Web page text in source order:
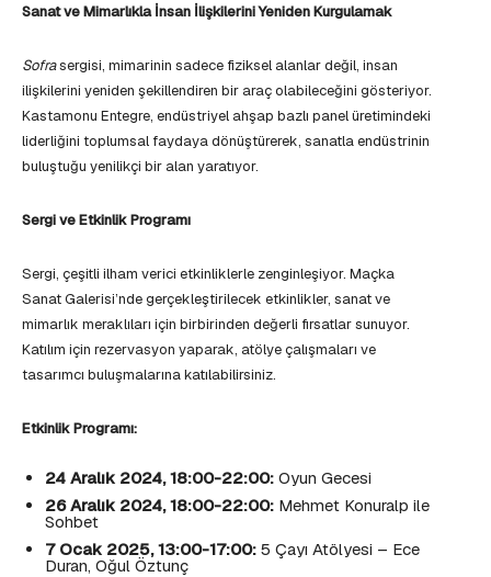
Sanat ve Mimarlıkla İnsan İlişkilerini Yeniden Kurgulamak
Sofrasergisi, mimarinin sadece fiziksel alanlar değil, insan
ilişkilerini yeniden şekillendiren bir araç olabileceğini gösteriyor.
Kastamonu Entegre, endüstriyel ahşap bazlı panel üretimindeki
liderliğini toplumsal faydaya dönüştürerek, sanatla endüstrinin
buluştuğu yenilikçi bir alan yaratıyor.
Sergi ve Etkinlik Programı
Sergi, çeşitli ilham verici etkinliklerle zenginleşiyor. Maçka
Sanat Galerisi’nde gerçekleştirilecek etkinlikler, sanat ve
mimarlık meraklıları için birbirinden değerli fırsatlar sunuyor.
Katılım için rezervasyon yaparak, atölye çalışmaları ve
tasarımcı buluşmalarına katılabilirsiniz.
Etkinlik Programı:
24 Aralık 2024, 18:00-22:00: Oyun Gecesi
26 Aralık 2024, 18:00-22:00: Mehmet Konuralp ile
Sohbet
7 Ocak 2025, 13:00-17:00: 5 Çayı Atölyesi – Ece
Duran, Oğul Öztunç